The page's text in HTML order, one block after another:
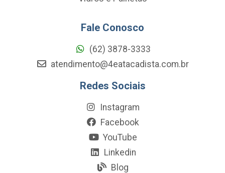
Fale Conosco
(62) 3878-3333
atendimento@4eatacadista.com.br
Redes Sociais
Instagram
Facebook
YouTube
Linkedin
Blog